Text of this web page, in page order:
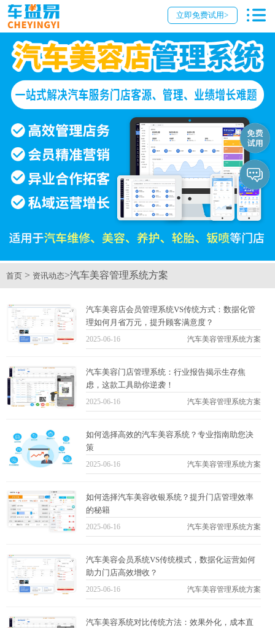
立即免费试用>
首页 > 资讯动态>汽车美容管理系统方案
汽车美容店会员管理系统VS传统方式：数据化管
理如何月省万元，提升顾客满意度？
2025-06-16
汽车美容管理系统方案
汽车美容门店管理系统：行业报告揭示生存焦
虑，这款工具助你逆袭！
2025-06-16
汽车美容管理系统方案
如何选择高效的汽车美容系统？专业指南助您决
策
2025-06-16
汽车美容管理系统方案
如何选择汽车美容收银系统？提升门店管理效率
的秘籍
2025-06-16
汽车美容管理系统方案
汽车美容会员系统VS传统模式，数据化运营如何
助力门店高效增收？
2025-06-16
汽车美容管理系统方案
汽车美容系统对比传统方法：效果外化，成本直